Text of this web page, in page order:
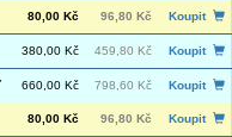
80,00 Kč 96,80 Kč
Koupit
380,00 Kč 459,80 Kč
Koupit
660,00 Kč 798,60 Kč
Koupit
80,00 Kč 96,80 Kč
Koupit